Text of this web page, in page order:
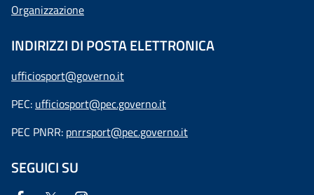
Organizzazione
INDIRIZZI DI POSTA ELETTRONICA
ufficiosport@governo.it
PEC: ufficiosport@pec.governo.it
PEC PNRR: pnrrsport@pec.governo.it
SEGUICI SU